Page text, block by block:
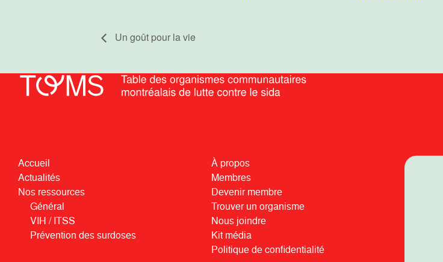
Un goût pour la vie
Accueil
Actualités
Nos ressources
Général
VIH / ITSS
Prévention des surdoses
À propos
Membres
Devenir membre
Trouver un organisme
Nous joindre
Kit média
Politique de confidentialité